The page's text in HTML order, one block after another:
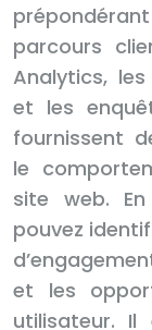
parcours
Analytics,
et les
fournissent
le
site web.
pouvez
et les
utilisateur. Il